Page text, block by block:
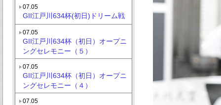
07.05
GII江戸川634杯(初日)ドリーム戦
07.05
GII江戸川634杯（初日）オープニ
ングセレモニー（５）
07.05
GII江戸川634杯（初日）オープニ
ングセレモニー（４）
07.05